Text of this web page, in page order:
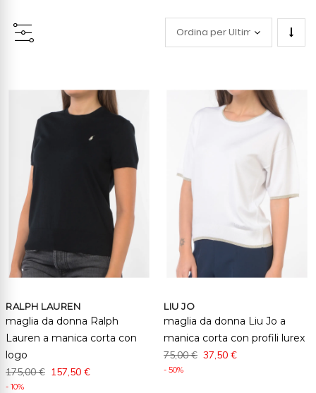
RALPH LAUREN
maglia da donna Ralph
Lauren a manica corta con
logo
175,00 € 157,50 €
- 10%
LIU JO
maglia da donna Liu Jo a
manica corta con profili lurex
75,00 € 37,50 €
- 50%